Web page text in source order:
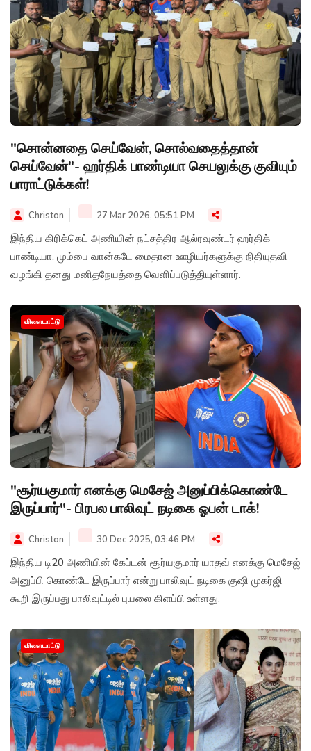
"சொன்னதை செய்வேன், சொல்வதைத்தான்
செய்வேன்"- ஹர்திக் பாண்டியா செயலுக்கு குவியும்
பாராட்டுக்கள்!
Christon 27 Mar 2026, 05:51 PM
இந்திய கிரிக்கெட் அணியின் நட்சத்திர ஆல்ரவுண்டர் ஹர்திக்
பாண்டியா, மும்பை வான்கடே மைதான ஊழியர்களுக்கு நிதியுதவி
வழங்கி தனது மனிதநேயத்தை வெளிப்படுத்தியுள்ளார்.
விளையாட்டு
"சூர்யகுமார் எனக்கு மெசேஜ் அனுப்பிக்கொண்டே
இருப்பார்"- பிரபல பாலிவுட் நடிகை ஓபன் டாக்!
Christon 30 Dec 2025, 03:46 PM
இந்திய டி20 அணியின் கேப்டன் சூர்யகுமார் யாதவ் எனக்கு மெசேஜ்
அனுப்பி கொண்டே இருப்பார் என்று பாலிவுட் நடிகை குஷி முகர்ஜி
கூறி இருப்பது பாலிவுட்டில் புயலை கிளப்பி உள்ளது.
விளையாட்டு